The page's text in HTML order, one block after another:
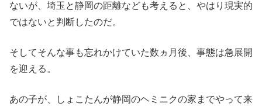
ないが、埼玉と静岡の距離なども考えると、やはり現実的
ではないと判断したのだ。
そしてそんな事も忘れかけていた数ヵ月後、事態は急展開
を迎える。
あの子が、しょこたんが静岡のヘミニクの家までやって来